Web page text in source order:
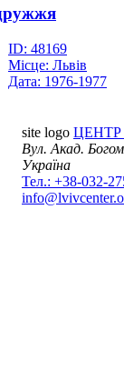
ID: 48169
Місце: Львів
Дата: 1976-1977
site logo ЦЕНТР
Вул. Акад.
Україна
Тел.: +38-032-